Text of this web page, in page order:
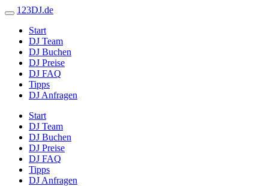
123DJ.de
Start
DJ Team
DJ Buchen
DJ Preise
DJ FAQ
Tipps
DJ Anfragen
Start
DJ Team
DJ Buchen
DJ Preise
DJ FAQ
Tipps
DJ Anfragen